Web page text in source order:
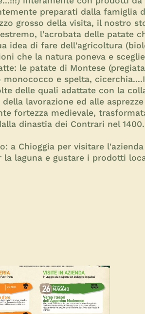
preparati dalla famiglia
grosso della visita, il nostro
l'acrobata delle patate
idea di fare dell'agricoltura
che la natura poneva e
le patate di Montese
e spelta,
delle quali adattate con la
lavorazione ed alle
fortezza medievale,
dinastia dei Contrari nel 1400.
a Chioggia per visitare
la laguna e gustare i prodotti